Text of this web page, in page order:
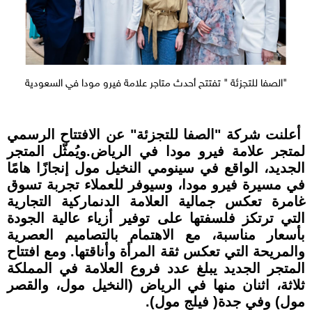
"الصفا للتجزئة " تفتتح أحدث متاجر علامة فيرو مودا في السعودية
أعلنت شركة "الصفا للتجزئة" عن الافتتاح الرسمي
لمتجر علامة فيرو مودا في الرياض.ويُمثّل المتجر
الجديد، الواقع في سينومي النخيل مول إنجازًا هامًا
في مسيرة فيرو مودا، وسيوفر للعملاء تجربة تسوق
غامرة تعكس جمالية العلامة الدنماركية التجارية
التي ترتكز فلسفتها على توفير أزياء عالية الجودة
بأسعار مناسبة، مع الاهتمام بالتصاميم العصرية
والمريحة التي تعكس ثقة المرأة وأناقتها. ومع افتتاح
المتجر الجديد يبلغ عدد فروع العلامة في المملكة
ثلاثة، اثنان منها في الرياض (النخيل مول، والقصر
مول) وفي جدة( فيلج مول).